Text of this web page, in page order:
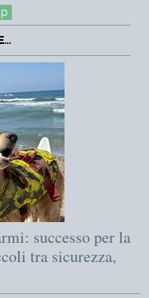
successo per la
tra sicurezza,